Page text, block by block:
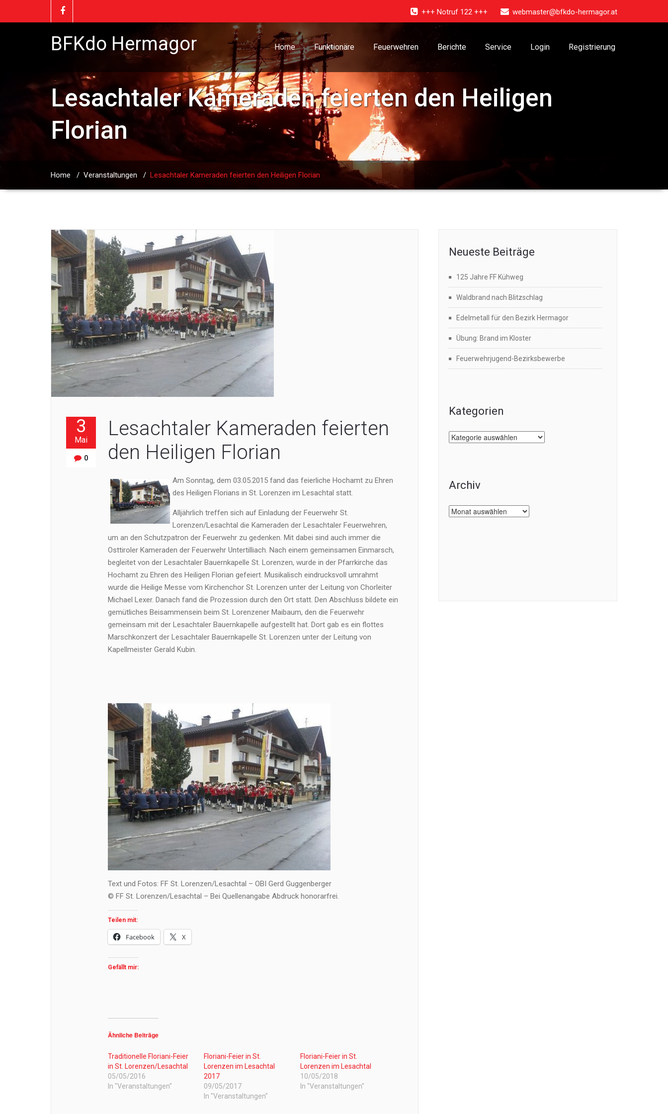
+++ Notruf 122 +++ webmaster@bfkdo-hermagor.at
BFKdo Hermagor Home Funktionäre Feuerwehren Berichte Service Login Registrierung
Lesachtaler Kameraden feierten den Heiligen
Florian
Home / Veranstaltungen / Lesachtaler Kameraden feierten den Heiligen Florian
3
Mai
0
Lesachtaler Kameraden feierten
den Heiligen Florian
Am Sonntag, dem 03.05.2015 fand das feierliche Hochamt zu Ehren
des Heiligen Florians in St. Lorenzen im Lesachtal statt.
Alljährlich treffen sich auf Einladung der Feuerwehr St.
Lorenzen/Lesachtal die Kameraden der Lesachtaler Feuerwehren,
um an den Schutzpatron der Feuerwehr zu gedenken. Mit dabei sind auch immer die
Osttiroler Kameraden der Feuerwehr Untertilliach. Nach einem gemeinsamen Einmarsch,
begleitet von der Lesachtaler Bauernkapelle St. Lorenzen, wurde in der Pfarrkirche das
Hochamt zu Ehren des Heiligen Florian gefeiert. Musikalisch eindrucksvoll umrahmt
wurde die Heilige Messe vom Kirchenchor St. Lorenzen unter der Leitung von Chorleiter
Michael Lexer. Danach fand die Prozession durch den Ort statt. Den Abschluss bildete ein
gemütliches Beisammensein beim St. Lorenzener Maibaum, den die Feuerwehr
gemeinsam mit der Lesachtaler Bauernkapelle aufgestellt hat. Dort gab es ein flottes
Marschkonzert der Lesachtaler Bauernkapelle St. Lorenzen unter der Leitung von
Kapellmeister Gerald Kubin.
Text und Fotos: FF St. Lorenzen/Lesachtal – OBI Gerd Guggenberger
© FF St. Lorenzen/Lesachtal – Bei Quellenangabe Abdruck honorarfrei.
Teilen mit:
Facebook X
Gefällt mir:
Ähnliche Beiträge
Traditionelle Floriani-Feier
in St. Lorenzen/Lesachtal
05/05/2016
In "Veranstaltungen"
Floriani-Feier in St.
Lorenzen im Lesachtal
2017
09/05/2017
In "Veranstaltungen"
Floriani-Feier in St.
Lorenzen im Lesachtal
10/05/2018
In "Veranstaltungen"
Neueste Beiträge
125 Jahre FF Kühweg
Waldbrand nach Blitzschlag
Edelmetall für den Bezirk Hermagor
Übung: Brand im Kloster
Feuerwehrjugend-Bezirksbewerbe
Kategorien
Kategorien
Archiv
Archiv